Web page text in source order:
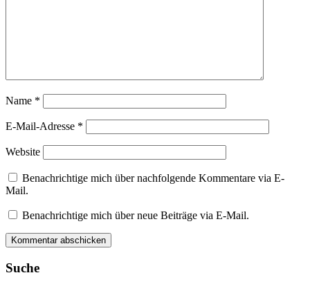
Name *
E-Mail-Adresse *
Website
Benachrichtige mich über nachfolgende Kommentare via E-
Mail.
Benachrichtige mich über neue Beiträge via E-Mail.
Suche